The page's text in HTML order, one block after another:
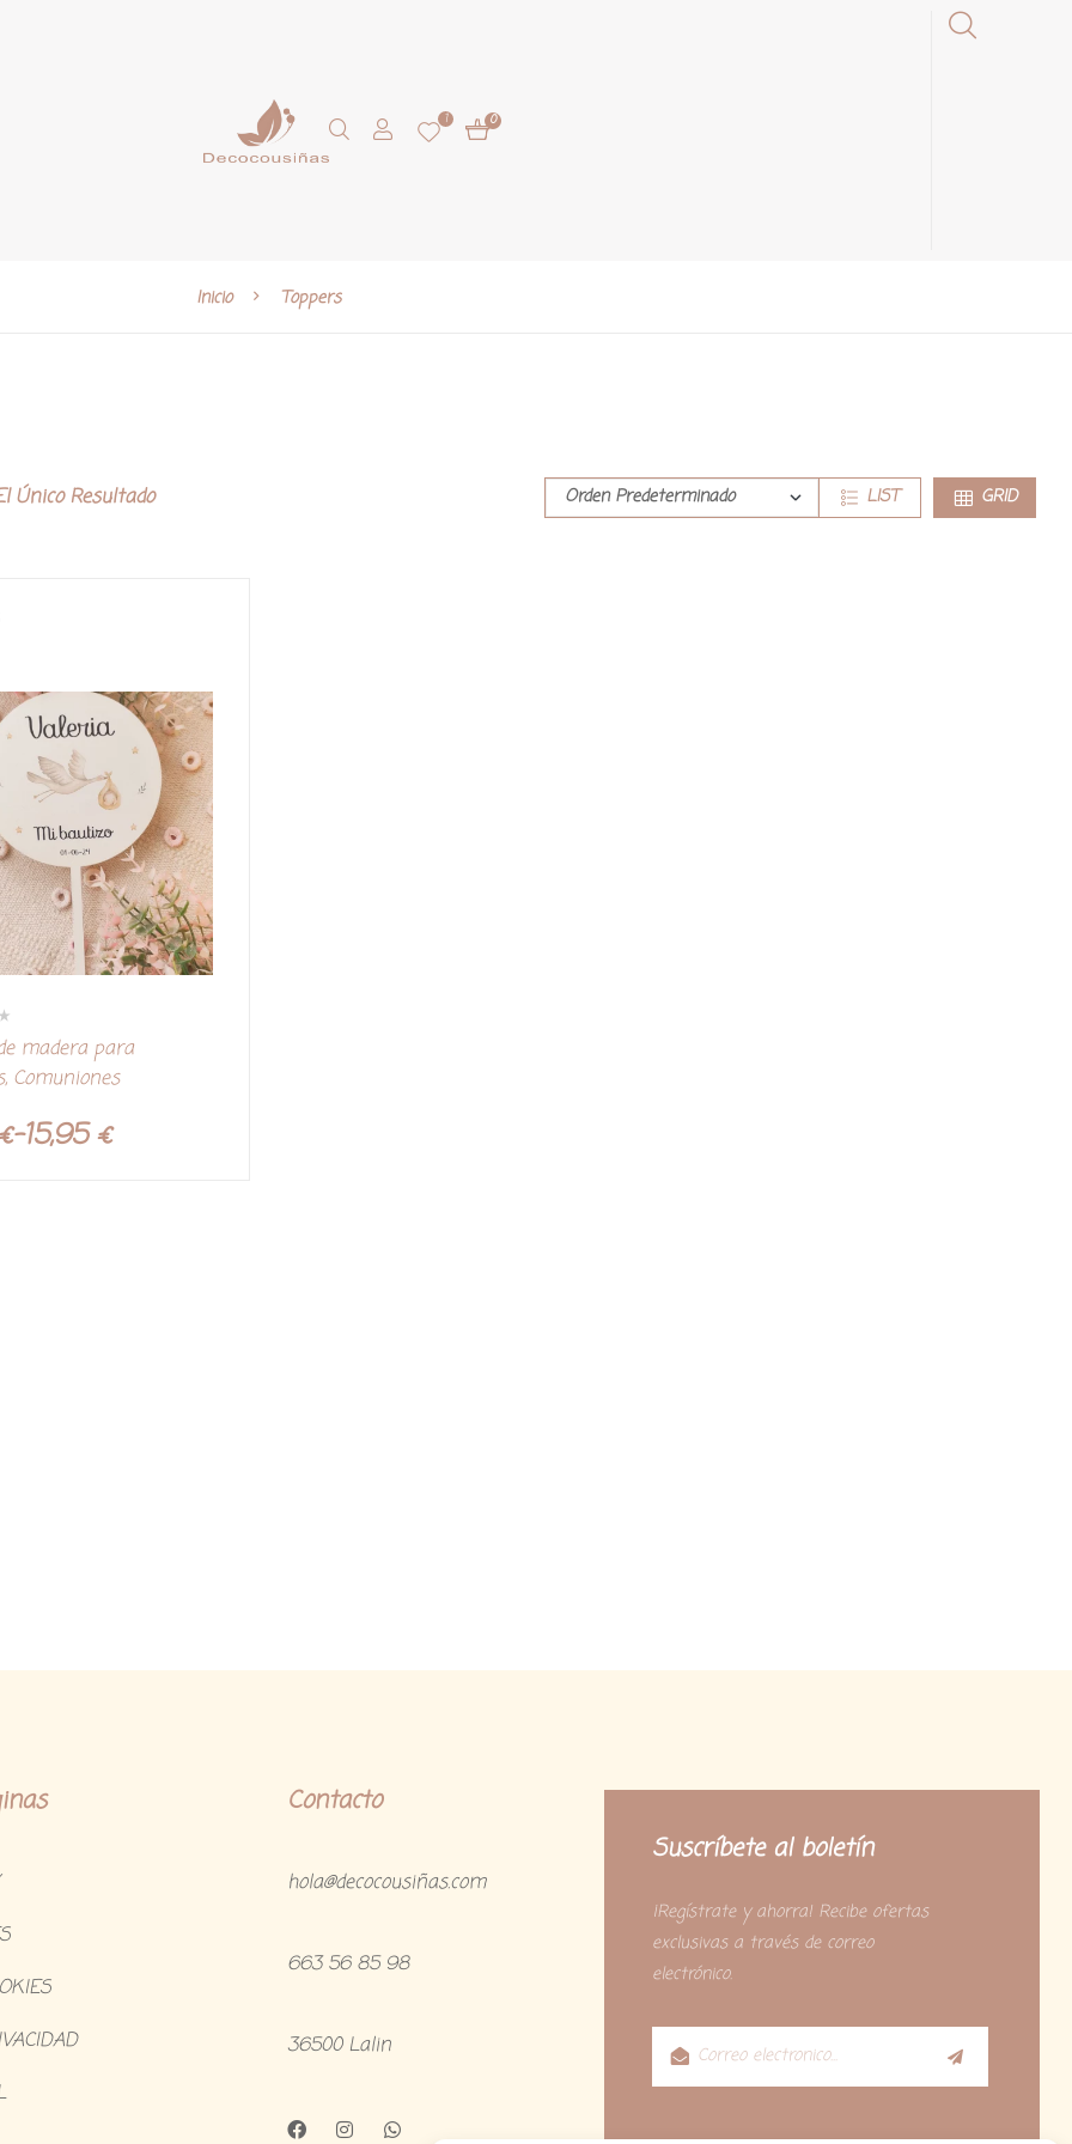
1 0
Inicio Toppers
Único Resultado LIST GRID
madera para
Comuniones
-15,95€
Contacto
hola@decocousiñas.com
663 56 85 98
36500 Lalin
Suscríbete al boletín
¡Regístrate y ahorra! Recibe ofertas
exclusivas a través de correo
electrónico.